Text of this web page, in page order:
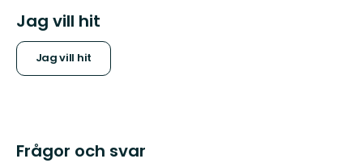
Jag vill hit
Jag vill hit
Frågor och svar